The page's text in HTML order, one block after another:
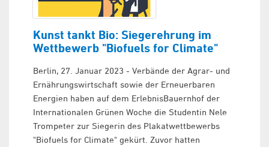
Kunst tankt Bio: Siegerehrung im
Wettbewerb "Biofuels for Climate"
Berlin, 27. Januar 2023 - Verbände der Agrar- und
Ernährungswirtschaft sowie der Erneuerbaren
Energien haben auf dem ErlebnisBauernhof der
Internationalen Grünen Woche die Studentin Nele
Trompeter zur Siegerin des Plakatwettbewerbs
"Biofuels for Climate" gekürt. Zuvor hatten